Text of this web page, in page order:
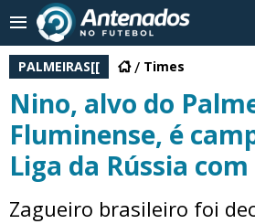
PALMEIRAS[[ Times
Nino, alvo do
Fluminense, é
Liga da Rússia
Zagueiro brasileiro foi